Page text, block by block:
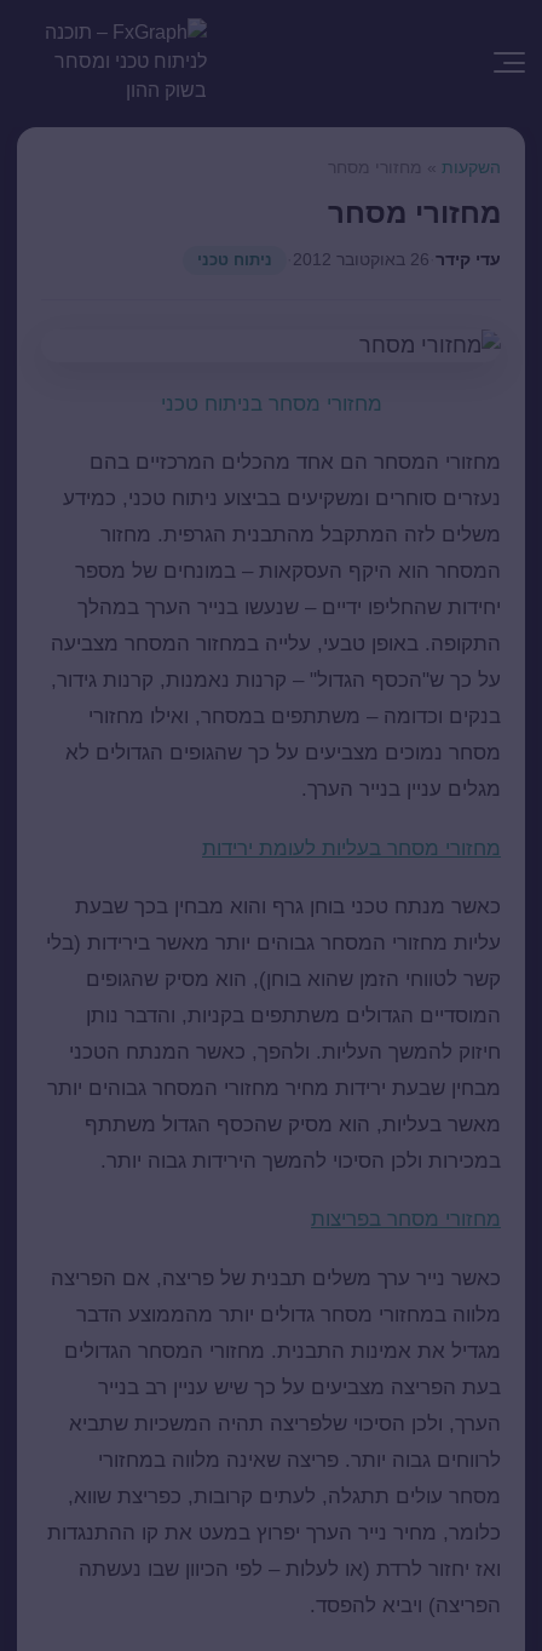
השקעות » מחזורי מסחר
מחזורי מסחר
עדי קידר 26 באוקטובר 2012 ניתוח טכני
מחזורי מסחר בניתוח טכני
מחזורי המסחר הם אחד מהכלים המרכזיים בהם
נעזרים סוחרים ומשקיעים בביצוע ניתוח טכני, כמידע
משלים לזה המתקבל מהתבנית הגרפית. מחזור
המסחר הוא היקף העסקאות – במונחים של מספר
יחידות שהחליפו ידיים – שנעשו בנייר הערך במהלך
התקופה. באופן טבעי, עלייה במחזור המסחר מצביעה
על כך ש"הכסף הגדול" – קרנות נאמנות, קרנות גידור,
בנקים וכדומה – משתתפים במסחר, ואילו מחזורי
מסחר נמוכים מצביעים על כך שהגופים הגדולים לא
מגלים עניין בנייר הערך.
מחזורי מסחר בעליות לעומת ירידות
כאשר מנתח טכני בוחן גרף והוא מבחין בכך שבעת
עליות מחזורי המסחר גבוהים יותר מאשר בירידות (בלי
קשר לטווחי הזמן שהוא בוחן), הוא מסיק שהגופים
המוסדיים הגדולים משתתפים בקניות, והדבר נותן
חיזוק להמשך העליות. ולהפך, כאשר המנתח הטכני
מבחין שבעת ירידות מחיר מחזורי המסחר גבוהים יותר
מאשר בעליות, הוא מסיק שהכסף הגדול משתתף
במכירות ולכן הסיכוי להמשך הירידות גבוה יותר.
מחזורי מסחר בפריצות
כאשר נייר ערך משלים תבנית של פריצה, אם הפריצה
מלווה במחזורי מסחר גדולים יותר מהממוצע הדבר
מגדיל את אמינות התבנית. מחזורי המסחר הגדולים
בעת הפריצה מצביעים על כך שיש עניין רב בנייר
הערך, ולכן הסיכוי שלפריצה תהיה המשכיות שתביא
לרווחים גבוה יותר. פריצה שאינה מלווה במחזורי
מסחר עולים תתגלה, לעתים קרובות, כפריצת שווא,
כלומר, מחיר נייר הערך יפרוץ במעט את קו ההתנגדות
ואז יחזור לרדת (או לעלות – לפי הכיוון שבו נעשתה
הפריצה) ויביא להפסד.